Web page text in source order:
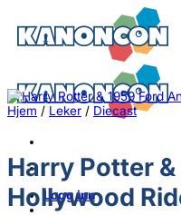
content
Logg inn
Hjem / Leker / Diecast
Harry Potter
Hollywood